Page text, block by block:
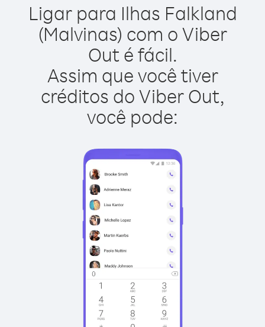
Ligar para Ilhas Falkland
(Malvinas) com o Viber
Out é fácil.
Assim que você tiver
créditos do Viber Out,
você pode: